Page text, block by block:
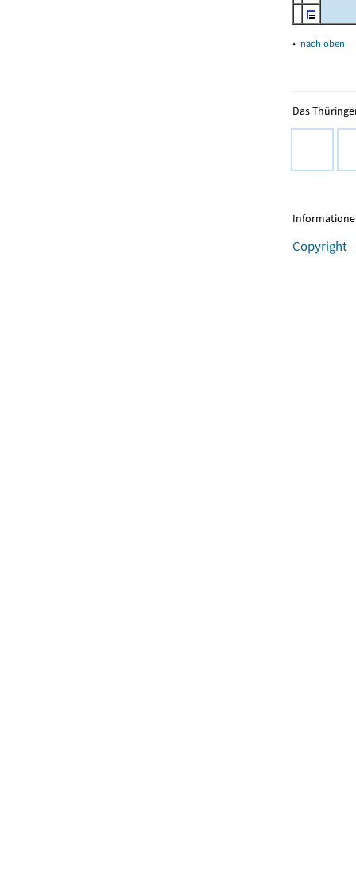
▴ nach oben
Das
Copyright